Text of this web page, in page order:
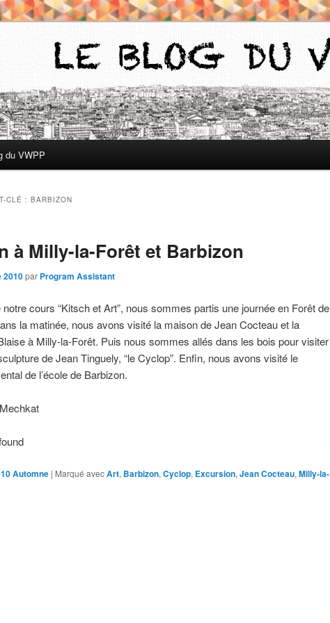
blog VWPP
du VWPP
CLÉ : BARBIZON
à Milly-la-Forêt et Barbizon
2010par Program Assistant
cours “Kitsch et Art”, nous sommes partis une journée en Forêt de
la matinée, nous avons visité la maison de Jean Cocteau et la
à Milly-la-Forêt. Puis nous sommes allés dans les bois pour visiter
de Jean Tinguely, “le Cyclop”. Enfin, nous avons visité le
de l’école de Barbizon.
Automne | Marqué avecArt, Barbizon, Cyclop, Excursion, Jean Cocteau, Milly-la-